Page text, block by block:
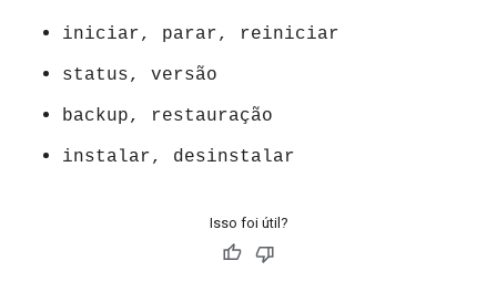
iniciar, parar, reiniciar
status, versão
backup, restauração
instalar, desinstalar
Isso foi útil?